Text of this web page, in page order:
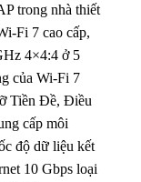
trong nhà thiết
Fi 7 cao cấp,
4×4:4 ở 5
của Wi-Fi 7
Tiền Đề, Điều
cấp môi
độ dữ liệu kết
10 Gbps loại